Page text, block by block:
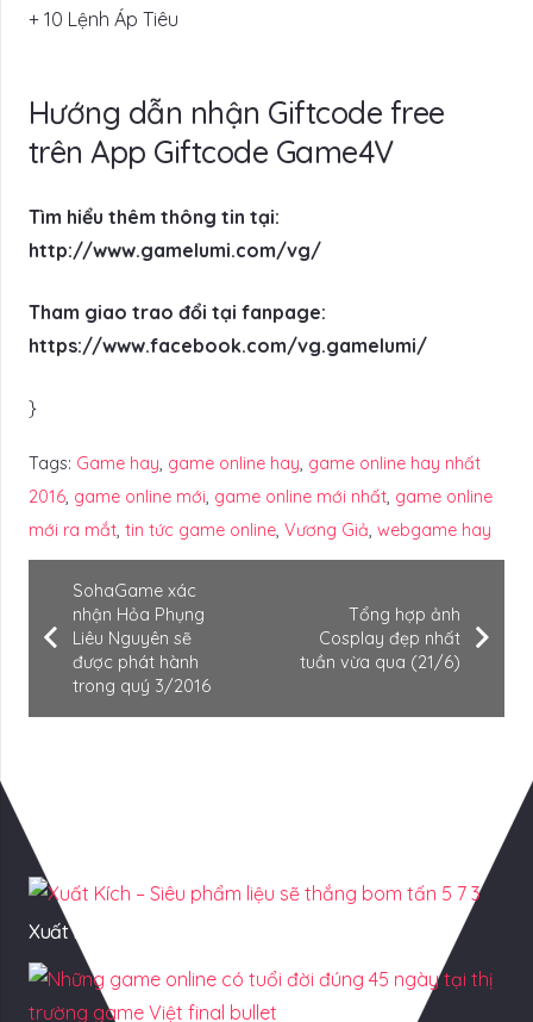
+ 10 Lệnh Áp Tiêu
Hướng dẫn nhận Giftcode free
trên App Giftcode Game4V
Tìm hiểu thêm thông tin tại:
http://www.gamelumi.com/vg/
Tham giao trao đổi tại fanpage:
https://www.facebook.com/vg.gamelumi/
}
Tags: Game hay, game online hay, game online hay nhất
2016, game online mới, game online mới nhất, game online
mới ra mắt, tin tức game online, Vương Giả, webgame hay
SohaGame xác
nhận Hỏa Phụng
Liêu Nguyên sẽ
được phát hành
trong quý 3/2016
Tổng hợp ảnh
Cosplay đẹp nhất
tuần vừa qua (21/6)
Xuất Kích – Siêu phẩm liệu sẽ thắng bom tấn